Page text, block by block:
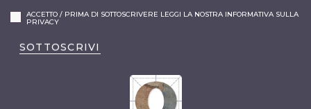
ACCETTO / PRIMA DI SOTTOSCRIVERE LEGGI LA NOSTRA INFORMATIVA SULLA
PRIVACY
SOTTOSCRIVI